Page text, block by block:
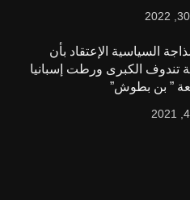
السياسية الإعتقاد بأن
تندوف الكبرى ورطت إسبانيا
” بن بطوش”